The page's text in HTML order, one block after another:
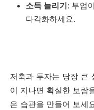
소득 늘리기: 부업
다각화하세요.
저축과 투자는 당장 큰
이 지나면 확실한 보람
은 습관을 만들어 보세